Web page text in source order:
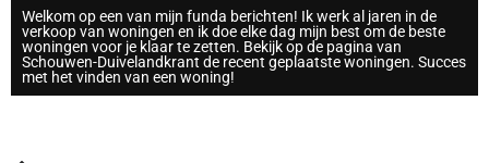
Welkom op een van mijn funda berichten! Ik werk al jaren in de
verkoop van woningen en ik doe elke dag mijn best om de beste
woningen voor je klaar te zetten. Bekijk op de pagina van
Schouwen-Duivelandkrant de recent geplaatste woningen. Succes
met het vinden van een woning!